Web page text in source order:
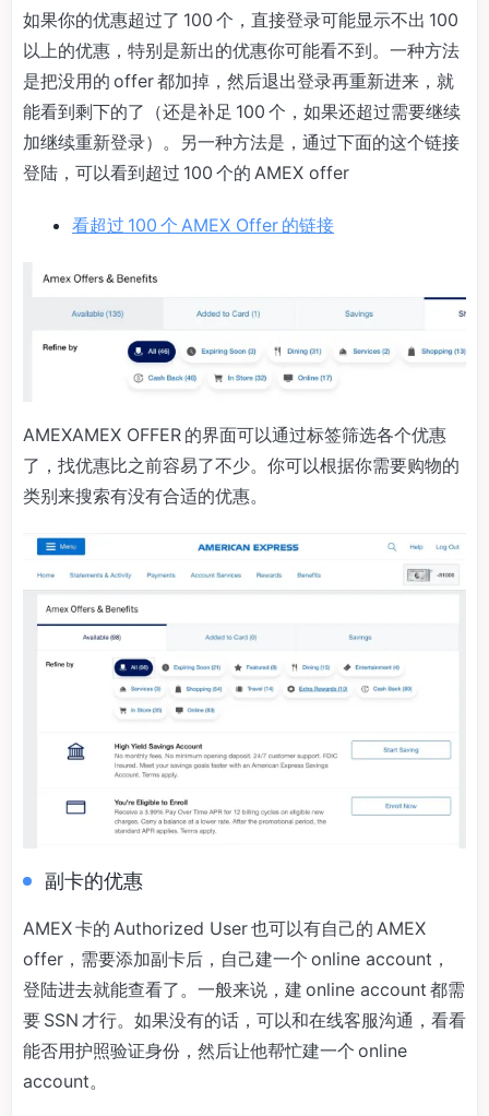
如果你的优惠超过了 100 个，直接登录可能显示不出 100
以上的优惠，特别是新出的优惠你可能看不到。一种方法
是把没用的 offer 都加掉，然后退出登录再重新进来，就
能看到剩下的了（还是补足 100 个，如果还超过需要继续
加继续重新登录）。另一种方法是，通过下面的这个链接
登陆，可以看到超过 100 个的 AMEX offer
看超过 100 个 AMEX Offer 的链接
AMEXAMEX OFFER 的界面可以通过标签筛选各个优惠
了，找优惠比之前容易了不少。你可以根据你需要购物的
类别来搜索有没有合适的优惠。
副卡的优惠
AMEX 卡的 Authorized User 也可以有自己的 AMEX
offer，需要添加副卡后，自己建一个 online account，
登陆进去就能查看了。一般来说，建 online account 都需
要 SSN 才行。如果没有的话，可以和在线客服沟通，看看
能否用护照验证身份，然后让他帮忙建一个 online
account。